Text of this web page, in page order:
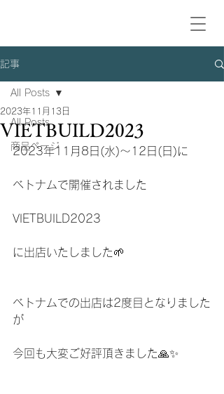
記事
All Posts
商品ページ
All Posts
VIETBUILD2023
2023年11月13日
2023年11月8日(水)〜12日(日)に
ベトナムで開催されました
VIETBUILD2023
に出店いたしました🌱
ベトナムでの出店は2度目となりました
が
今回も大変ご好評頂きました🙏✨